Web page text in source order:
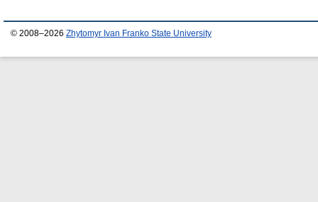
© 2008–2026 Zhytomyr Ivan Franko State University